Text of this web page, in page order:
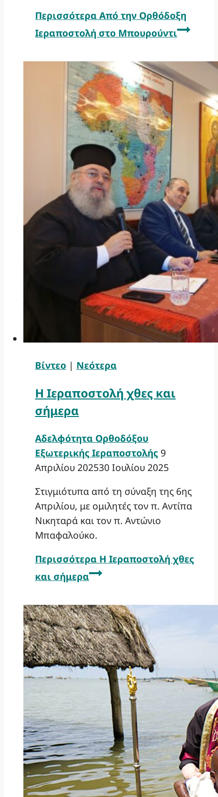
Περισσότερα Από την Ορθόδοξη
Ιεραποστολή στο Μπουρούντι
Βίντεο | Νεότερα
Η Ιεραποστολή χθες και
σήμερα
Αδελφότητα Ορθοδόξου
Εξωτερικής Ιεραποστολής 9
Απριλίου 202530 Ιουλίου 2025
Στιγμιότυπα από τη σύναξη της 6ης
Απριλίου, με ομιλητές τον π. Αντίπα
Νικηταρά και τον π. Αντώνιο
Μπαφαλούκο.
Περισσότερα Η Ιεραποστολή χθες
και σήμερα